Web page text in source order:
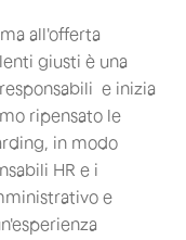
all'offerta
giusti è una
e inizia
ripensato le
in modo
HR e i
e